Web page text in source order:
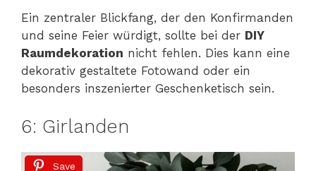
Ein zentraler Blickfang, der den Konfirmanden
und seine Feier würdigt, sollte bei der DIY
Raumdekoration nicht fehlen. Dies kann eine
dekorativ gestaltete Fotowand oder ein
besonders inszenierter Geschenketisch sein.
6: Girlanden
Save